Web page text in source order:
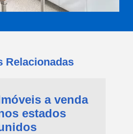
Relacionadas
a venda
estados